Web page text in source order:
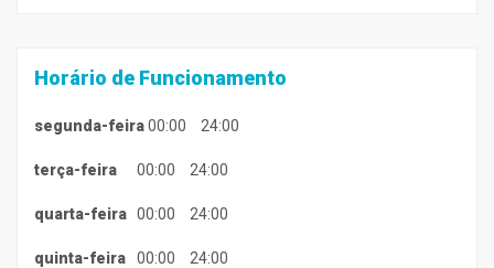
Horário de Funcionamento
segunda-feira00:00 24:00
terça-feira 00:00 24:00
quarta-feira 00:00 24:00
quinta-feira 00:00 24:00